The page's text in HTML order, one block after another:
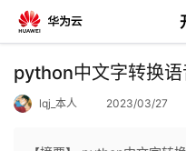
返
python中文字转换
lqj_本人 2023/03/27